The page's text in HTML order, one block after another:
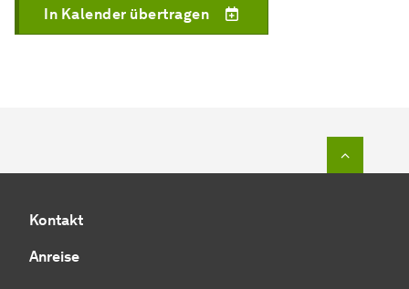
In Kalender übertragen
Kontakt
Anreise